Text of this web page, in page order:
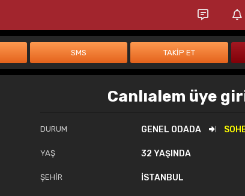
Canlıalem üye
DURUM GENEL ODADA
YAŞ 32 YAŞINDA
ŞEHİR İSTANBUL